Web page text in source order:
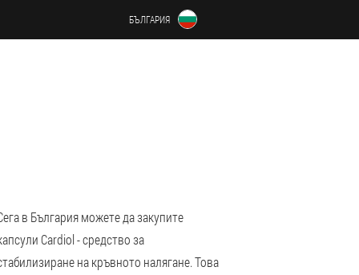
БЪЛГАРИЯ
в България можете да закупите
Cardiol - средство за
на кръвното налягане. Това